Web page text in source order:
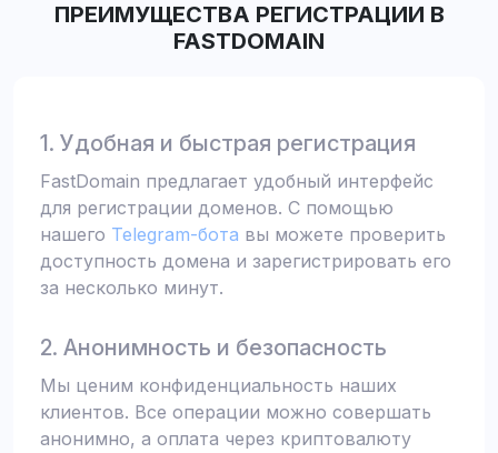
ПРЕИМУЩЕСТВА РЕГИСТРАЦИИ В
FASTDOMAIN
1. Удобная и быстрая регистрация
FastDomain предлагает удобный интерфейс
для регистрации доменов. С помощью
нашего Telegram-бота вы можете проверить
доступность домена и зарегистрировать его
за несколько минут.
2. Анонимность и безопасность
Мы ценим конфиденциальность наших
клиентов. Все операции можно совершать
анонимно, а оплата через криптовалюту